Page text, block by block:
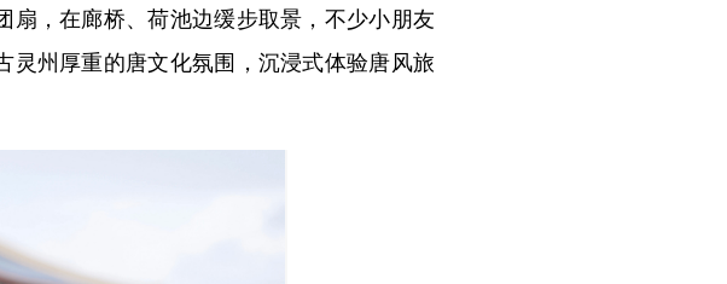
，在廊桥、荷池边缓步取景，不少小朋友
州厚重的唐文化氛围，沉浸式体验唐风旅